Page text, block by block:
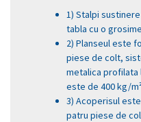
1) Stalpi
tabla cu o
2) Planseul este
piese de colt,
metalica profilata
este de 400 kg/
3) Acoperisul
patru piese de